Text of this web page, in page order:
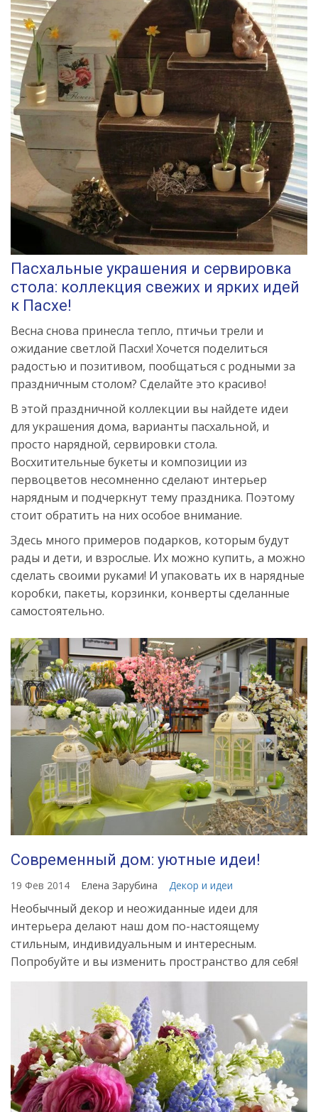
Пасхальные украшения и сервировка
стола: коллекция свежих и ярких идей
к Пасхе!
Весна снова принесла тепло, птичьи трели и
ожидание светлой Пасхи! Хочется поделиться
радостью и позитивом, пообщаться с родными за
праздничным столом? Сделайте это красиво!
В этой праздничной коллекции вы найдете идеи
для украшения дома, варианты пасхальной, и
просто нарядной, сервировки стола.
Восхитительные букеты и композиции из
первоцветов несомненно сделают интерьер
нарядным и подчеркнут тему праздника. Поэтому
стоит обратить на них особое внимание.
Здесь много примеров подарков, которым будут
рады и дети, и взрослые. Их можно купить, а можно
сделать своими руками! И упаковать их в нарядные
коробки, пакеты, корзинки, конверты сделанные
самостоятельно.
Современный дом: уютные идеи!
19 Фев 2014 Елена Зарубина Декор и идеи
Необычный декор и неожиданные идеи для
интерьера делают наш дом по-настоящему
стильным, индивидуальным и интересным.
Попробуйте и вы изменить пространство для себя!